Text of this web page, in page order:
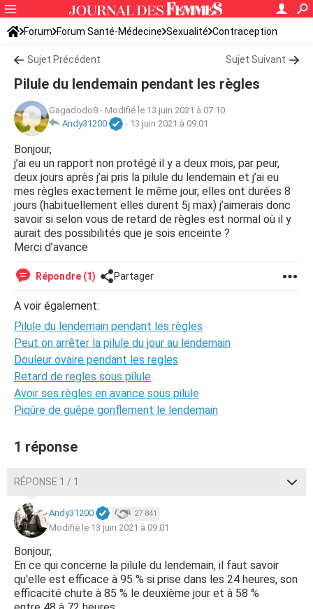
Forum Forum Santé-Médecine Sexualité Contraception
Sujet Précédent Sujet Suivant
Pilule du lendemain pendant les règles
Gagadodo8 - Modifié le 13 juin 2021 à 07:10
Andy31200
- 13 juin 2021 à 09:01
Bonjour,
j’ai eu un rapport non protégé il y a deux mois, par peur,
deux jours après j’ai pris la pilule du lendemain et j’ai eu
mes règles exactement le même jour, elles ont durées 8
jours (habituellement elles durent 5j max) j’aimerais donc
savoir si selon vous de retard de règles est normal où il y
aurait des possibilités que je sois enceinte ?
Merci d’avance
Répondre (1) Partager
A voir également:
Pilule du lendemain pendant les règles
Peut on arrêter la pilule du jour au lendemain
Douleur ovaire pendant les regles
Retard de regles sous pilule
Avoir ses règles en avance sous pilule
Piqûre de guêpe gonflement le lendemain
1 réponse
RÉPONSE 1 / 1
Andy31200 27 841
Modifié le 13 juin 2021 à 09:01
Bonjour,
En ce qui concerne la pilule du lendemain, il faut savoir
qu'elle est efficace à 95 % si prise dans les 24 heures, son
efficacité chute à 85 % le deuxième jour et à 58 %